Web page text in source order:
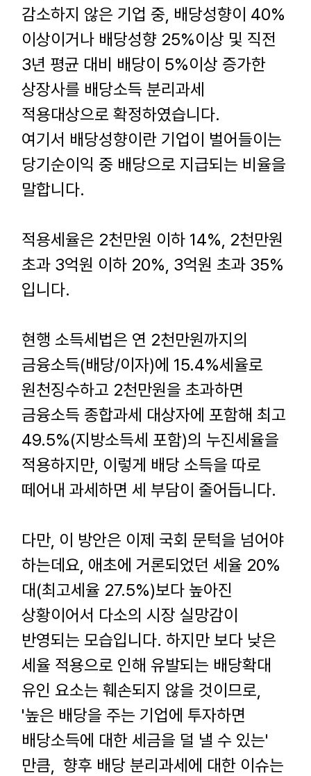
감소하지 않은 기업 중, 배당성향이 40%
이상이거나 배당성향 25%이상 및 직전
3년 평균 대비 배당이 5%이상 증가한
상장사를 배당소득 분리과세
적용대상으로 확정하였습니다.
여기서 배당성향이란 기업이 벌어들이는
당기순이익 중 배당으로 지급되는 비율을
말합니다.
적용세율은 2천만원 이하 14%, 2천만원
초과 3억원 이하 20%, 3억원 초과 35%
입니다.
현행 소득세법은 연 2천만원까지의
금융소득(배당/이자)에 15.4%세율로
원천징수하고 2천만원을 초과하면
금융소득 종합과세 대상자에 포함해 최고
49.5%(지방소득세 포함)의 누진세율을
적용하지만, 이렇게 배당 소득을 따로
떼어내 과세하면 세 부담이 줄어듭니다.
다만, 이 방안은 이제 국회 문턱을 넘어야
하는데요, 애초에 거론되었던 세율 20%
대(최고세율 27.5%)보다 높아진
상황이어서 다소의 시장 실망감이
반영되는 모습입니다. 하지만 보다 낮은
세율 적용으로 인해 유발되는 배당확대
유인 요소는 훼손되지 않을 것이므로,
'높은 배당을 주는 기업에 투자하면
배당소득에 대한 세금을 덜 낼 수 있는'
만큼, 향후 배당 분리과세에 대한 이슈는